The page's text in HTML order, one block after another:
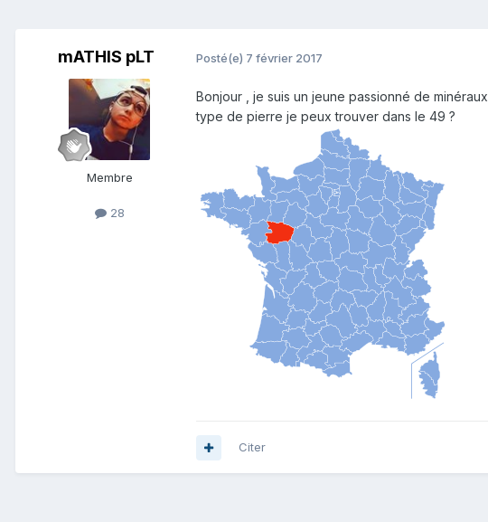
mATHIS pLT
Membre
28
Posté(e) 7 février 2017
Bonjour , je suis un jeune passionné de
type de pierre je peux trouver dans le 49 ?
Citer